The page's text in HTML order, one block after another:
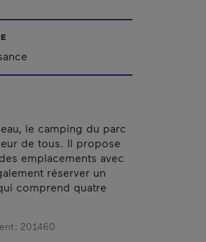
le camping du parc
de tous. Il propose
emplacements avec
réserver un
comprend quatre
: 201460